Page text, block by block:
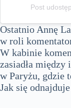
Post
Ostatnio Annę
w roli
W kabinie
zasiadła
w Paryżu, gdzie
Jak się